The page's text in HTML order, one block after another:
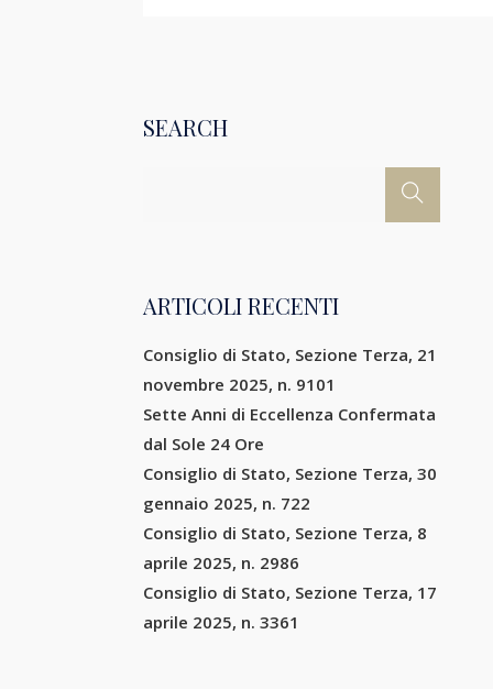
SEARCH
ARTICOLI RECENTI
Consiglio di Stato, Sezione Terza, 21
novembre 2025, n. 9101
Sette Anni di Eccellenza Confermata
dal Sole 24 Ore
Consiglio di Stato, Sezione Terza, 30
gennaio 2025, n. 722
Consiglio di Stato, Sezione Terza, 8
aprile 2025, n. 2986
Consiglio di Stato, Sezione Terza, 17
aprile 2025, n. 3361